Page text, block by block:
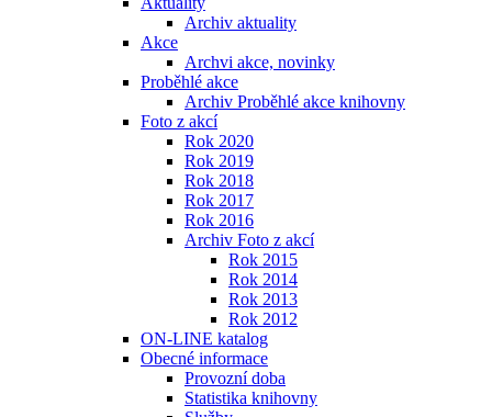
Archiv aktuality
Akce
Archvi akce, novinky
Proběhlé akce
Archiv Proběhlé akce knihovny
Foto z akcí
Rok 2020
Rok 2019
Rok 2018
Rok 2017
Rok 2016
Archiv Foto z akcí
Rok 2015
Rok 2014
Rok 2013
Rok 2012
ON-LINE katalog
Obecné informace
Provozní doba
Statistika knihovny